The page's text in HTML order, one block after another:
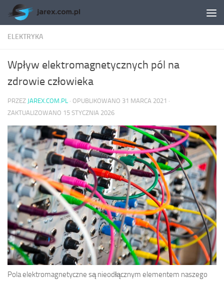
Skip to content
ELEKTRYKA
Wpływ elektromagnetycznych pól na
zdrowie człowieka
PRZEZ JAREX.COM.PL · OPUBLIKOWANO 31 MARCA 2021 ·
ZAKTUALIZOWANO 15 STYCZNIA 2026
Pola elektromagnetyczne są nieodłącznym elementem naszego